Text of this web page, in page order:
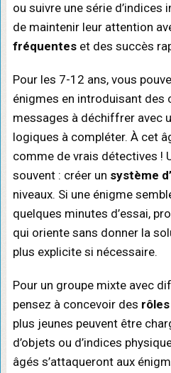
ou suivre une série d’indices
de maintenir leur attention
fréquenteset des succès
Pour les 7-12 ans, vous
énigmes en introduisant des
messages à déchiffrer avec
logiques à compléter. À cet
comme de vrais détectives !
souvent : créer un système
niveaux. Si une énigme
quelques minutes d’essai,
qui oriente sans donner la
plus explicite si nécessaire.
Pour un groupe mixte avec
pensez à concevoir des
plus jeunes peuvent être
d’objets ou d’indices
âgés s’attaqueront aux